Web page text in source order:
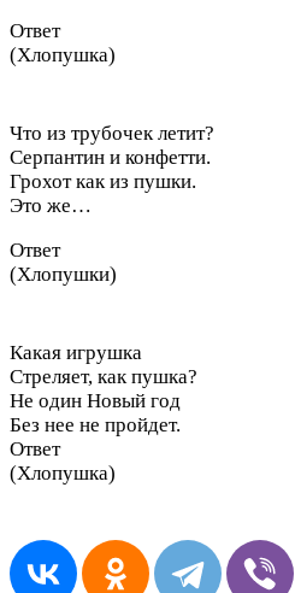
Ответ
(Хлопушка)
Что из трубочек летит?
Серпантин и конфетти.
Грохот как из пушки.
Это же…
Ответ
(Хлопушки)
Какая игрушка
Стреляет, как пушка?
Не один Новый год
Без нее не пройдет.
Ответ
(Хлопушка)